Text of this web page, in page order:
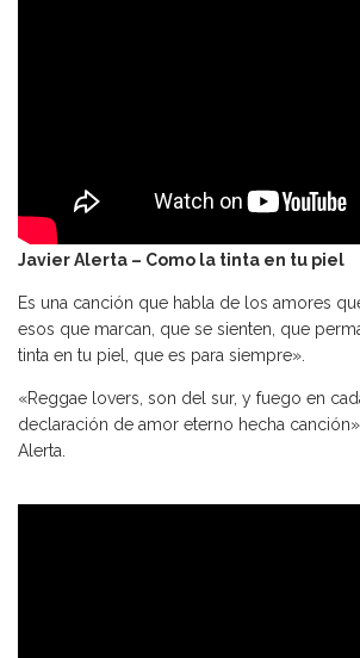
Javier Alerta – Como la tinta en tu piel
Es una canción que habla de los amores
esos que marcan, que se sienten, que
tinta en tu piel, que es para siempre».
«Reggae lovers, son del sur, y fuego en
declaración de amor eterno hecha
Alerta.